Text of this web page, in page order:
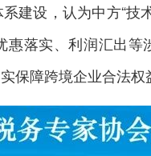
建设，认为中方“
落实、利润汇出等
保障跨境企业合法权